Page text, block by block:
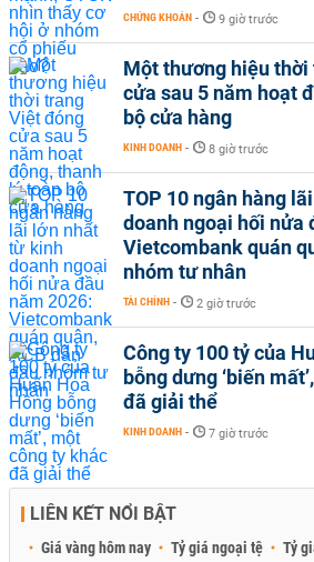
CHỨNG KHOÁN - 9 giờ trước
Một thương hiệu
cửa sau 5 năm hoạt
bộ cửa hàng
KINH DOANH - 8 giờ trước
TOP 10 ngân hàng
doanh ngoại hối nửa
Vietcombank quán
nhóm tư nhân
TÀI CHÍNH - 2 giờ trước
Công ty 100 tỷ của
bỗng dưng ‘biến
đã giải thể
KINH DOANH - 7 giờ trước
LIÊN KẾT NỔI BẬT
Giá vàng hôm nay Tỷ giá ngoại tệ Tỷ